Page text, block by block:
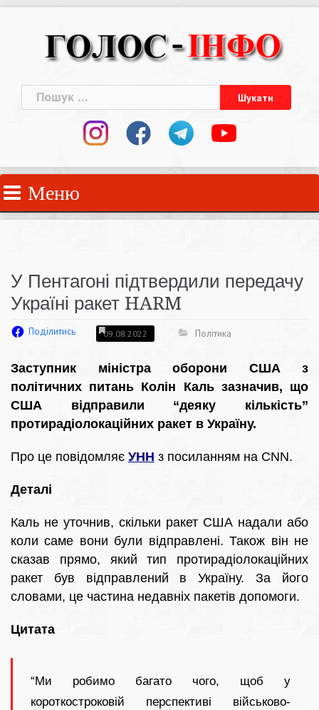
Пошук:
Меню
У Пентагоні підтвердили передачу
Україні ракет HARM
Поділитись 09.08.2022 Політика
Заступник міністра оборони США з
політичних питань Колін Каль зазначив, що
США відправили “деяку кількість”
протирадіолокаційних ракет в Україну.
Про це повідомляє УНН з посиланням на CNN.
Деталі
Каль не уточнив, скільки ракет США надали або
коли саме вони були відправлені. Також він не
сказав прямо, який тип протирадіолокаційних
ракет був відправлений в Україну. За його
словами, це частина недавніх пакетів допомоги.
Цитата
“Ми робимо багато чого, щоб у
короткостроковій перспективі військово-